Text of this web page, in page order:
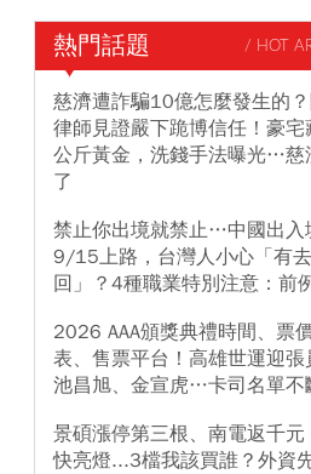
熱門話題 / HOT
慈濟遭詐騙10億怎麼發生的
律師見證嚴下跪博信任！豪
公斤黃金，洗錢手法曝光…慈
了
禁止你出境就禁止…中國出入
9/15上路，台灣人小心「有
回」？4種職業特別注意：前
2026 AAA頒獎典禮時間、票
表、售票平台！高雄世運迎張
池昌旭、金宣虎…卡司名單不
景碩漲停第三根、南電返千元
快亮燈...3檔我該買誰？外資